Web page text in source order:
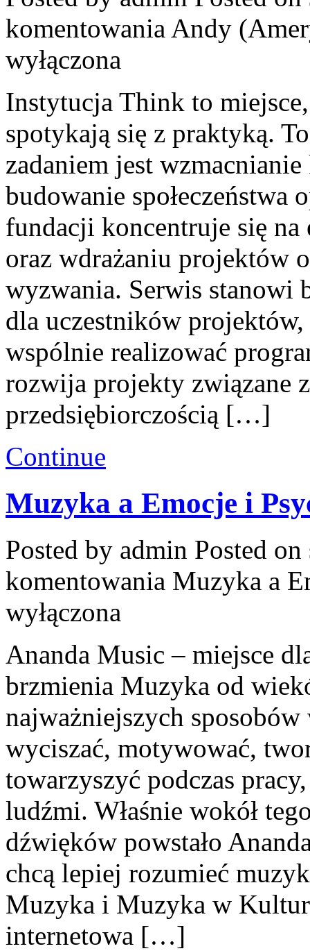
komentowania Andy
wyłączona
Instytucja Think to
spotykają się z praktyką.
zadaniem jest
budowanie społeczeństwa
fundacji koncentruje się
oraz wdrażaniu projektów
wyzwania. Serwis stanowi
dla uczestników
wspólnie realizować
rozwija projekty związane
przedsiębiorczością […]
Continue
Muzyka a Emocje i
Posted by admin Posted
komentowania Muzyka a
wyłączona
Ananda Music – miejsce
brzmienia Muzyka od
najważniejszych
wyciszać, motywować,
towarzyszyć podczas
ludźmi. Właśnie wokół
dźwięków powstało
chcą lepiej rozumieć
Muzyka i Muzyka w
internetowa […]